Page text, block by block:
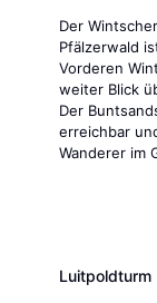
Der
Pfälzerwald
Vorderen
weiter Blick
Der
erreichbar
Wanderer im
Luitpoldturm